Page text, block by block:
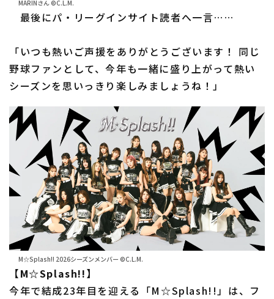
MARINさん ©C.L.M.
最後にパ・リーグインサイト読者へ一言……
「いつも熱いご声援をありがとうございます！ 同じ
野球ファンとして、今年も一緒に盛り上がって熱い
シーズンを思いっきり楽しみましょうね！」
M☆Splash!! 2026シーズンメンバー ©C.L.M.
【M☆Splash!!】
今年で結成23年目を迎える「M☆Splash!!」は、フ